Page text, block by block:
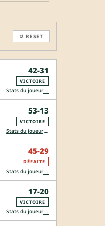
↺ RESET
42-31
VICTOIRE
Stats du joueur→
53-13
VICTOIRE
Stats du joueur→
45-29
DÉFAITE
Stats du joueur→
17-20
VICTOIRE
Stats du joueur→